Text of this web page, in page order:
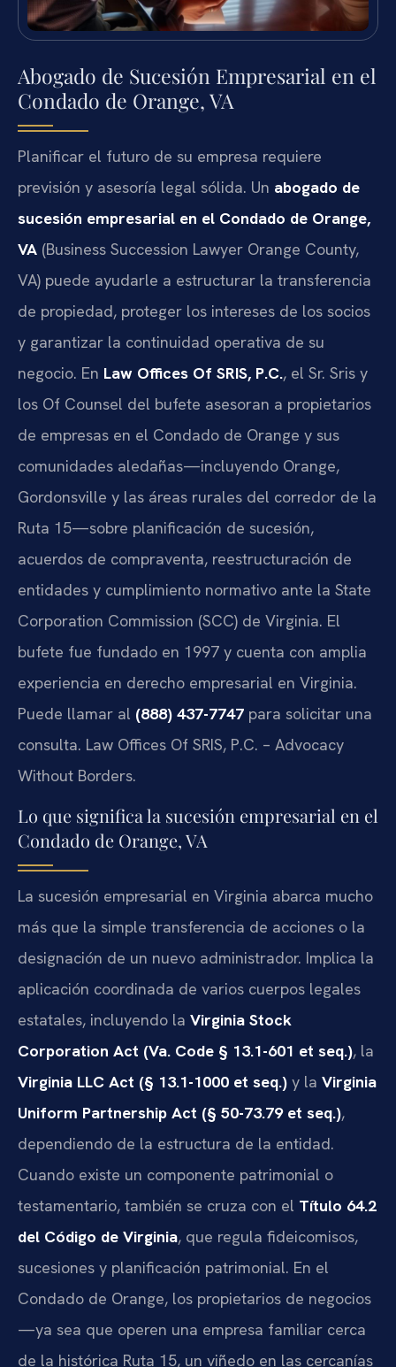
Abogado de Sucesión Empresarial en el
Condado de Orange, VA
Planificar el futuro de su empresa requiere
previsión y asesoría legal sólida. Un abogado de
sucesión empresarial en el Condado de Orange,
VA (Business Succession Lawyer Orange County,
VA) puede ayudarle a estructurar la transferencia
de propiedad, proteger los intereses de los socios
y garantizar la continuidad operativa de su
negocio. En Law Offices Of SRIS, P.C., el Sr. Sris y
los Of Counsel del bufete asesoran a propietarios
de empresas en el Condado de Orange y sus
comunidades aledañas—incluyendo Orange,
Gordonsville y las áreas rurales del corredor de la
Ruta 15—sobre planificación de sucesión,
acuerdos de compraventa, reestructuración de
entidades y cumplimiento normativo ante la State
Corporation Commission (SCC) de Virginia. El
bufete fue fundado en 1997 y cuenta con amplia
experiencia en derecho empresarial en Virginia.
Puede llamar al (888) 437-7747 para solicitar una
consulta. Law Offices Of SRIS, P.C. – Advocacy
Without Borders.
Lo que significa la sucesión empresarial en el
Condado de Orange, VA
La sucesión empresarial en Virginia abarca mucho
más que la simple transferencia de acciones o la
designación de un nuevo administrador. Implica la
aplicación coordinada de varios cuerpos legales
estatales, incluyendo la Virginia Stock
Corporation Act (Va. Code § 13.1-601 et seq.), la
Virginia LLC Act (§ 13.1-1000 et seq.) y la Virginia
Uniform Partnership Act (§ 50-73.79 et seq.),
dependiendo de la estructura de la entidad.
Cuando existe un componente patrimonial o
testamentario, también se cruza con el Título 64.2
del Código de Virginia, que regula fideicomisos,
sucesiones y planificación patrimonial. En el
Condado de Orange, los propietarios de negocios
—ya sea que operen una empresa familiar cerca
de la histórica Ruta 15, un viñedo en las cercanías